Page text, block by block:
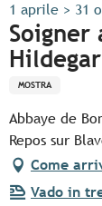
1 aprile > 31
Soigner
MOSTRA
Abbaye de
Repos sur
Come
Vado in